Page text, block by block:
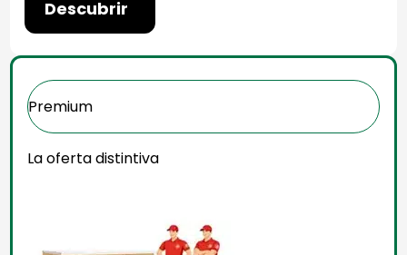
Descubrir
Premium
La oferta distintiva